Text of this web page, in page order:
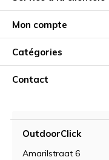
Mon compte
Catégories
Contact
OutdoorClick
Amarilstraat 6